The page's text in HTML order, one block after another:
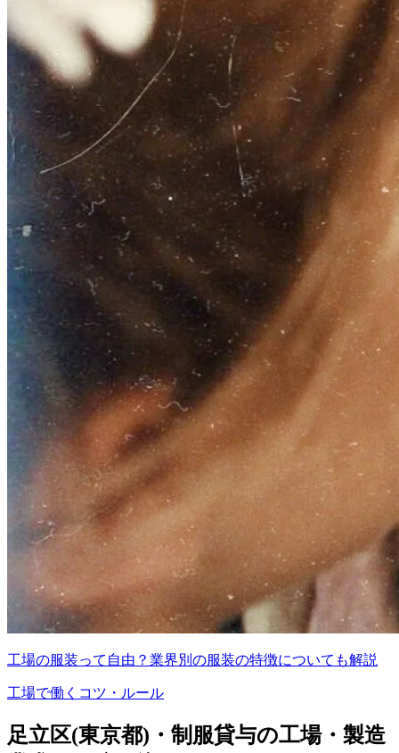
工場の服装って自由？業界別の服装の特徴についても解説
工場で働くコツ・ルール
足立区(東京都)・制服貸与の工場・製造